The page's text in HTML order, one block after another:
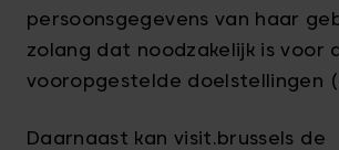
persoonsgegevens van haar
zolang dat noodzakelijk is voor
vooropgestelde doelstellingen
Daarnaast kan visit.brussels de